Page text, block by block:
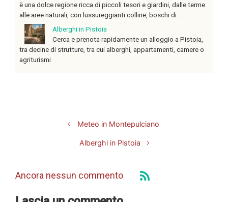
è una dolce regione ricca di piccoli tesori e giardini, dalle terme
alle aree naturali, con lussureggianti colline, boschi di ...
Alberghi in Pistoia
Cerca e prenota rapidamente un alloggio a Pistoia,
tra decine di strutture, tra cui alberghi, appartamenti, camere o
agriturismi
Meteo in Montepulciano
Alberghi in Pistoia
Ancora nessun commento